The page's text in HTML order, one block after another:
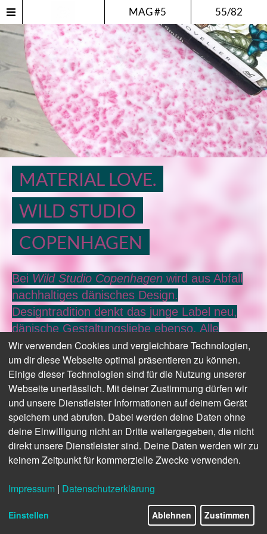
MAG #5 55/82
MATERIAL LOVE.
WILD STUDIO
COPENHAGEN
Bei Wild Studio Copenhagen wird aus Abfall
nachhaltiges dänisches Design.
Designtradition denkt das junge Label neu,
dänische Gestaltungsliebe ebenso. Alle
Kollektionen bestehen zu 100 Prozent aus
recyceltem Kunststoff, wird in Dänemark aus
lokal gesammelten Materialien hergestellt und
in Kopenhagen entworfen.
Fröhliche Beistell- und Sitzmöbel, vielseitige
Ablage und Alltagsbegleiter, neuartige
Pflanzkübel und Podeste:Wild Studiobringt
und bietet gleichzeitig eine ökologisch
Wir verwenden Cookies und vergleichbare Technologien,
um dir diese Webseite optimal präsentieren zu können.
Einige dieser Technologien sind für die Nutzung unserer
Webseite unerlässlich. Mit deiner Zustimmung dürfen wir
und unsere Dienstleister Informationen auf deinem Gerät
speichern und abrufen. Dabei werden deine Daten ohne
deine Einwilligung nicht an Dritte weitergegeben, die nicht
direkt unsere Dienstleister sind. Deine Daten werden wir zu
keinem Zeitpunkt für kommerzielle Zwecke verwenden.
Impressum | Datenschutzerklärung
Einstellen Ablehnen Zustimmen